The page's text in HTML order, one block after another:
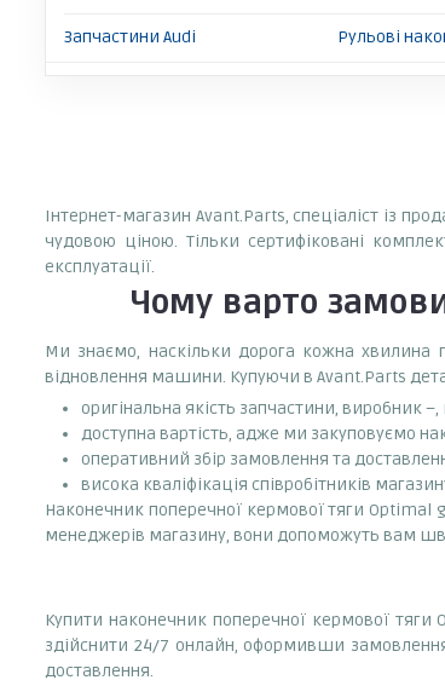
Запчастини Audi Рульові
Інтернет-магазин Avant.Parts, спеціаліст із
чудовою ціною. Тільки сертифіковані
експлуатації.
Чому варто
Ми знаємо, наскільки дорога кожна хвилина
відновлення машини. Купуючи в Avant.Parts
оригінальна якість запчастини, виробник
доступна вартість, адже ми закуповуємо
оперативний збір замовлення та
висока кваліфікація співробітників
Наконечник поперечної кермової тяги Optimal
менеджерів магазину, вони допоможуть вам
Купити наконечник поперечної кермової
здійснити 24/7 онлайн, оформивши
доставлення.